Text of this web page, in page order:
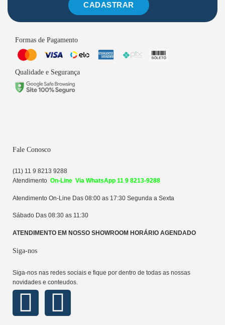
CADASTRAR
Formas de Pagamento
Qualidade e Segurança
Fale Conosco
(11) 11 9 8213 9288
Atendimento On-Line Via WhatsApp 11 9 8213-9288
Atendimento On-Line Das 08:00 as 17:30 Segunda a Sexta
Sábado Das 08:30 as 11:30
ATENDIMENTO EM NOSSO SHOWROOM HORÁRIO AGENDADO
Siga-nos
Siga-nos nas redes sociais e fique por dentro de todas as nossas
novidades e conteudos.